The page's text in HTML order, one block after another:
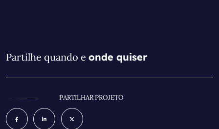
Partilhe quando e onde quiser
PARTILHAR PROJETO